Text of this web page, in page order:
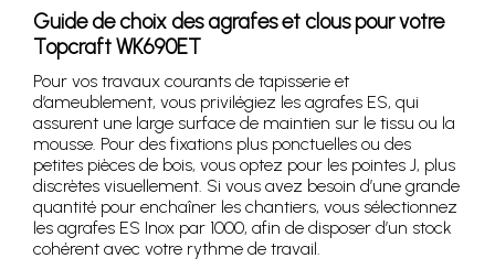
Guide de choix des agrafes et clous pour votre
Topcraft WK690ET
Pour vos travaux courants de tapisserie et
d’ameublement, vous privilégiez les agrafes ES, qui
assurent une large surface de maintien sur le tissu ou la
mousse. Pour des fixations plus ponctuelles ou des
petites pièces de bois, vous optez pour les pointes J, plus
discrètes visuellement. Si vous avez besoin d’une grande
quantité pour enchaîner les chantiers, vous sélectionnez
les agrafes ES Inox par 1000, afin de disposer d’un stock
cohérent avec votre rythme de travail.